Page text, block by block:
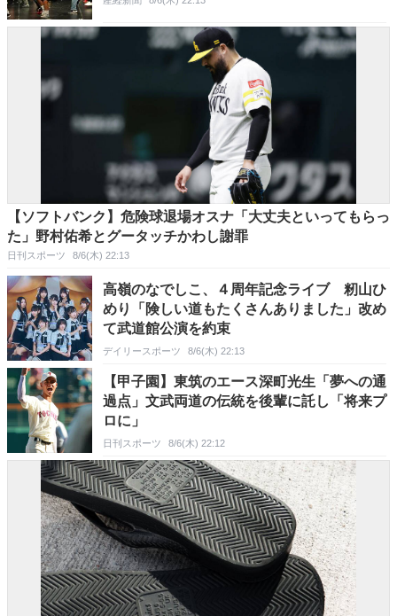
【ソフトバンク】危険球退場オスナ「大丈夫といってもらっ
た」野村佑希とグータッチかわし謝罪
日刊スポーツ 8/6(木) 22:13
高嶺のなでしこ、４周年記念ライブ 籾山ひ
めり「険しい道もたくさんありました」改め
て武道館公演を約束
デイリースポーツ 8/6(木) 22:13
【甲子園】東筑のエース深町光生「夢への通
過点」文武両道の伝統を後輩に託し「将来プ
ロに」
日刊スポーツ 8/6(木) 22:12